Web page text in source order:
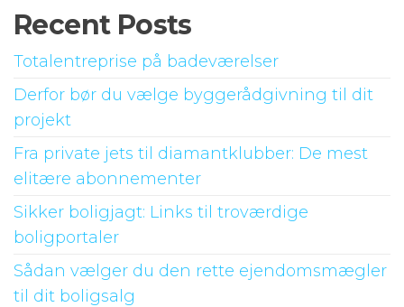
Recent Posts
Totalentreprise på badeværelser
Derfor bør du vælge byggerådgivning til dit
projekt
Fra private jets til diamantklubber: De mest
elitære abonnementer
Sikker boligjagt: Links til troværdige
boligportaler
Sådan vælger du den rette ejendomsmægler
til dit boligsalg